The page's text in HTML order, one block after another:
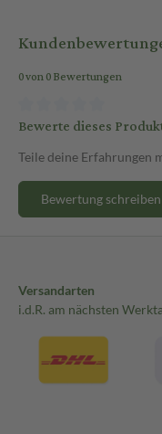
0 von 0 Bewertungen
Bewerte dieses
Teile deine Erfahrungen
Bewertung schreiben
Versandarten
i.d.R. am nächsten